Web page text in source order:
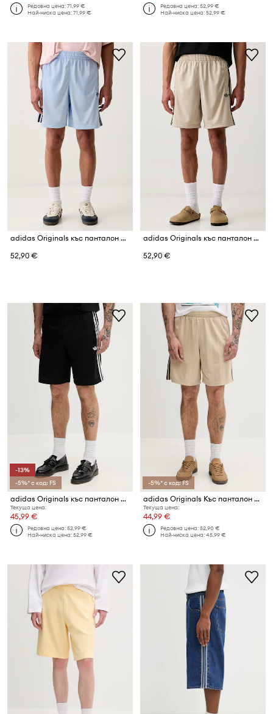
Редовна цена:71,99 €
Най-ниска цена:71,99 €
Редовна цена:52,99 €
Най-ниска цена:52,99 €
adidas Originals къс панталон мъжки Firebird
52,90 €
adidas Originals къс панталон мъжки Firebird
52,90 €
-13%
-5%* с код: FS
adidas Originals къс панталон мъжки
Текуща цена:
45,99 €
Редовна цена:52,99 €
Най-ниска цена:52,99 €
-5%* с код: FS
adidas Originals Къс панталон мъжки
Текуща цена:
44,99 €
Редовна цена:52,90 €
Най-ниска цена:45,99 €